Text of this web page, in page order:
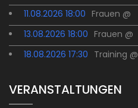
11.08.2026 18:00 Frauen @
13.08.2026 18:00 Frauen @
18.08.2026 17:30 Training @
VERANSTALTUNGEN